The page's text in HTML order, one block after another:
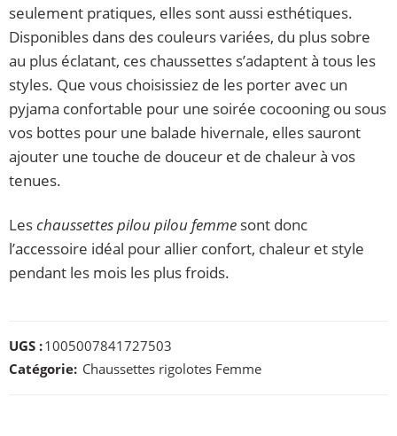
seulement pratiques, elles sont aussi esthétiques.
Disponibles dans des couleurs variées, du plus sobre
au plus éclatant, ces chaussettes s’adaptent à tous les
styles. Que vous choisissiez de les porter avec un
pyjama confortable pour une soirée cocooning ou sous
vos bottes pour une balade hivernale, elles sauront
ajouter une touche de douceur et de chaleur à vos
tenues.
Leschaussettes pilou pilou femme sont donc
l’accessoire idéal pour allier confort, chaleur et style
pendant les mois les plus froids.
UGS :1005007841727503
Catégorie: Chaussettes rigolotes Femme